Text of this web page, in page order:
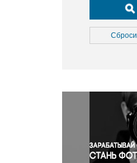
Досуг,
Культура
Политика
Религия